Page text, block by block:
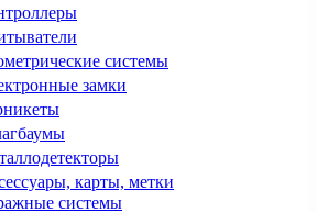
системы
замки
карты, метки
системы